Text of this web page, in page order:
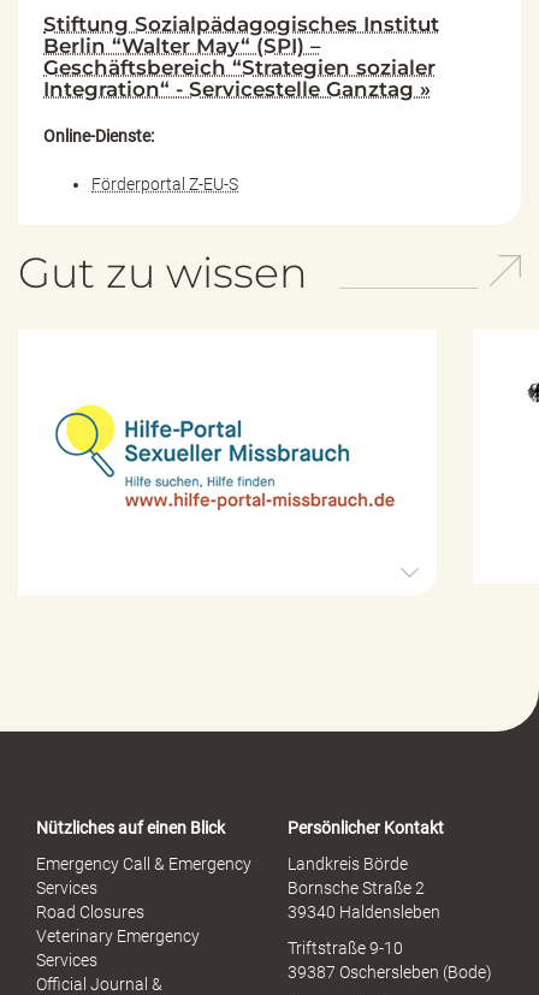
Stiftung Sozialpädagogisches Institut
Berlin “Walter May“ (SPI) –
Geschäftsbereich “Strategien sozialer
Integration“ - Servicestelle Ganztag »
Online-Dienste:
Förderportal Z-EU-S
Gut zu wissen
o
Nützliches auf einen Blick
Emergency Call & Emergency
Services
Road Closures
Veterinary Emergency
Services
Official Journal &
Persönlicher Kontakt
Landkreis Börde
Bornsche Straße 2
39340 Haldensleben
Triftstraße 9-10
39387 Oschersleben (Bode)